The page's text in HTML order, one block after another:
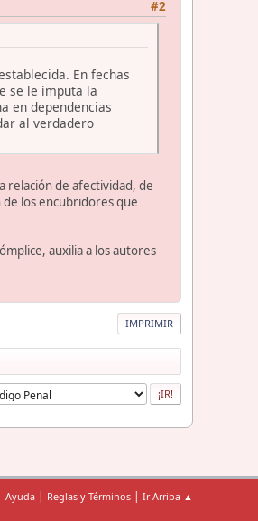
#2
En fechas
se le imputa la
en dependencias
al verdadero
relación de afectividad, de
los encubridores que
auxilia a los autores
IMPRIMIR
Ayuda | Reglas y Términos | Ir Arriba ▲